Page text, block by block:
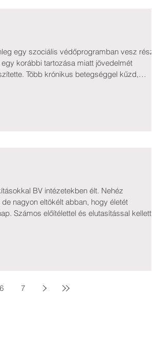
egy szociális védőprogramban vesz részt.
korábbi tartozása miatt jövedelmét
Több krónikus betegséggel kűzd,
BV intézetekben élt. Nehéz
nagyon eltökélt abban, hogy életét
Számos előítélettel és elutasítással kellett
6 7